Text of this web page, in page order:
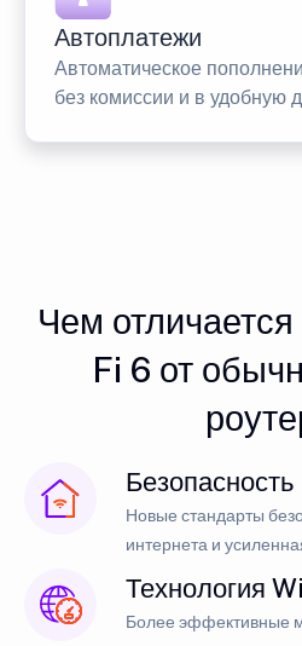
Автоплатежи
Автоматическое
без комиссии и в удобную
Чем
Fi 6 от
Безопасность
Новые стандарты
интернета и
Технология
Более эффективные